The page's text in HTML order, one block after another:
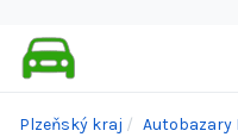
Plzeňský kraj Autobazary